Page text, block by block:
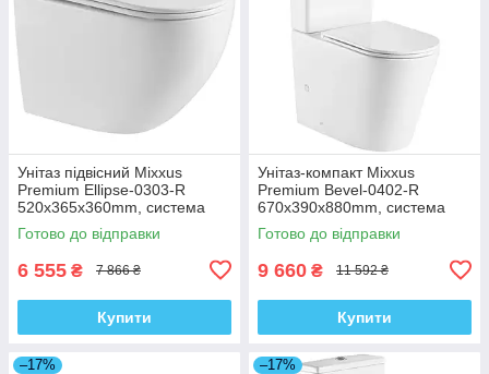
Унітаз підвісний Mixxus
Premium Ellipse-0303-R
520x365x360mm, система
змиву Rimless (MP6463)
Готово до відправки
6 555 ₴ 7 866 ₴
Купити
Унітаз-компакт Mixxus
Premium Bevel-0402-R
670x390x880mm, система
змиву RIMLESS (MP6474)
Готово до відправки
9 660 ₴ 11 592 ₴
Купити
–17% –17%